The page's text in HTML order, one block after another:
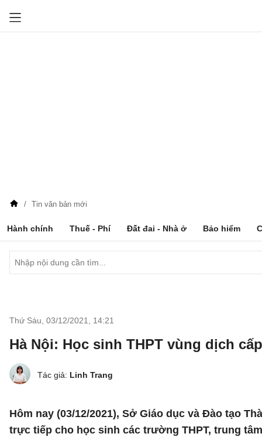
Tin văn bản mới
Hành chính Thuế - Phí Đất đai - Nhà ở Bảo hiểm
Thứ Sáu, 03/12/2021 14:21
Hà Nội: Học sinh THPT vùng dịch
Tác giả: Linh Trang
Hôm nay (03/12/2021), Sở Giáo dục và Đào tạo
trực tiếp cho học sinh các trường THPT, trung